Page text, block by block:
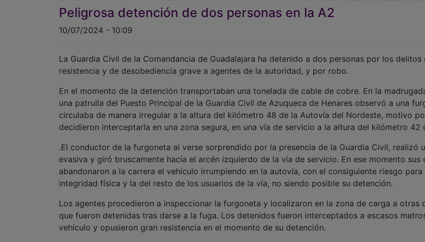
Peligrosa detención de dos personas en la A2
10/07/2024 - 10:09
La Guardia Civil de la Comandancia de Guadalajara ha detenido a dos personas por los delitos
resistencia y de desobediencia grave a agentes de la autoridad, y por robo.
En el momento de la detención transportaban una tonelada de cable de cobre. En la
una patrulla del Puesto Principal de la Guardia Civil de Azuqueca de Henares observó a una
circulaba de manera irregular a la altura del kilómetro 48 de la Autovía del Nordeste, motivo
decidieron interceptarla en una zona segura, en una vía de servicio a la altura del kilómetro 42
.El conductor de la furgoneta al verse sorprendido por la presencia de la Guardia Civil, realizó
evasiva y giró bruscamente hacía el arcén izquierdo de la vía de servicio. En ese momento sus
abandonaron a la carrera el vehículo irrumpiendo en la autovía, con el consiguiente riesgo para
integridad física y la del resto de los usuarios de la vía, no siendo posible su detención.
Los agentes procedieron a inspeccionar la furgoneta y localizaron en la zona de carga a otras
que fueron detenidas tras darse a la fuga. Los detenidos fueron interceptados a escasos
vehículo y opusieron gran resistencia en el momento de su detención.